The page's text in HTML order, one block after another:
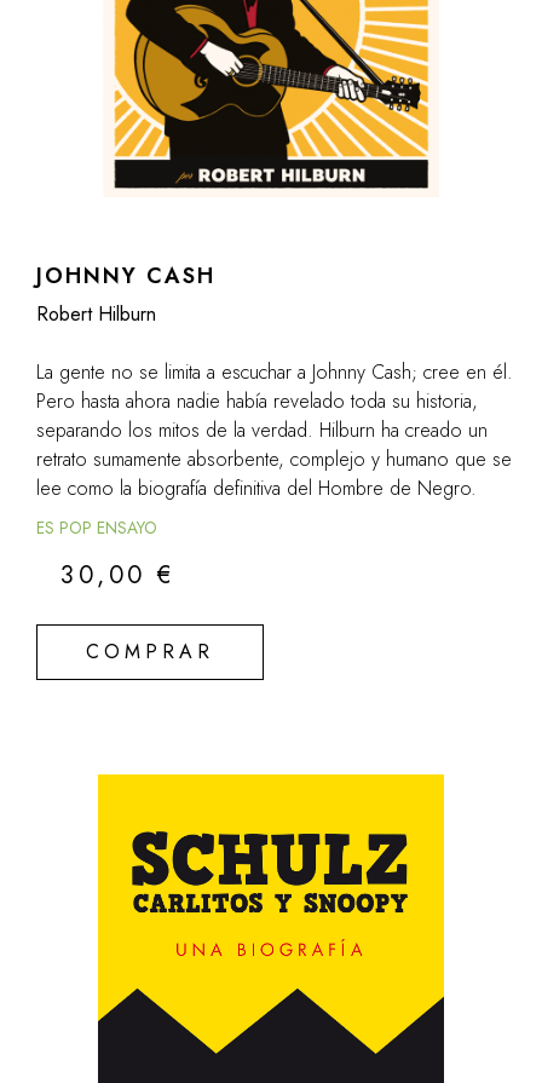
JOHNNY CASH
Robert Hilburn
La gente no se limita a escuchar a Johnny Cash; cree en él.
Pero hasta ahora nadie había revelado toda su historia,
separando los mitos de la verdad. Hilburn ha creado un
retrato sumamente absorbente, complejo y humano que se
lee como la biografía definitiva del Hombre de Negro.
ES POP ENSAYO
30,00€
COMPRAR